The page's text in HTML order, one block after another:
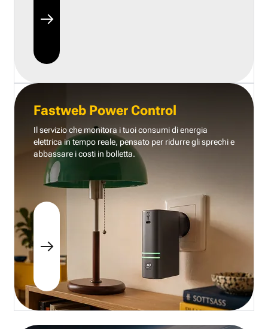
Fastweb Power Control
Il servizio che monitora i tuoi consumi di energia
elettrica in tempo reale, pensato per ridurre gli sprechi e
abbassare i costi in bolletta.